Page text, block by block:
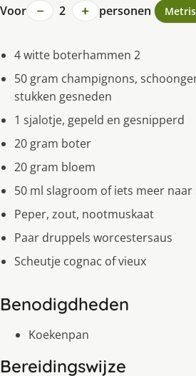
Voor − 2 + personen
4 witte boterhammen 2
50 gram champignons,
stukken gesneden
1 sjalotje, gepeld en gesnipperd
20 gram boter
20 gram bloem
50 ml slagroom of iets meer naar
Peper, zout, nootmuskaat
Paar druppels worcestersaus
Scheutje cognac of vieux
Benodigdheden
Koekenpan
Bereidingswijze